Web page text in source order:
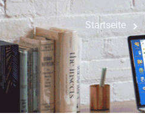
Startseite